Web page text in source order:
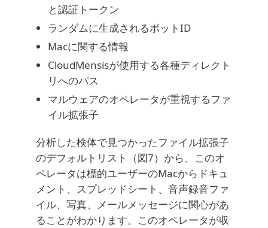
と認証トークン
ランダムに生成されるボットID
Macに関する情報
CloudMensisが使用する各種ディレクト
リへのパス
マルウェアのオペレータが重視するファ
イル拡張子
分析した検体で見つかったファイル拡張子
のデフォルトリスト（図7）から、このオ
ペレータは標的ユーザーのMacからドキュ
メント、スプレッドシート、音声録音ファ
イル、写真、メールメッセージに関心があ
ることがわかります。このオペレータが収